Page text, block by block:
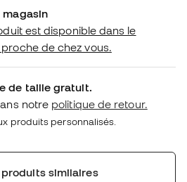
magasin
est disponible dans le
de chez vous.
de taille gratuit.
notre politique de retour.
produits personnalisés.
produits similaires